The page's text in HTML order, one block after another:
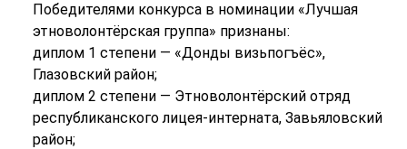
Победителями конкурса в номинации «Лучшая
этноволонтёрская группа» признаны:
диплом 1 степени — «Донды визьпогъёс»,
Глазовский район;
диплом 2 степени — Этноволонтёрский отряд
республиканского лицея-интерната, Завьяловский
район;